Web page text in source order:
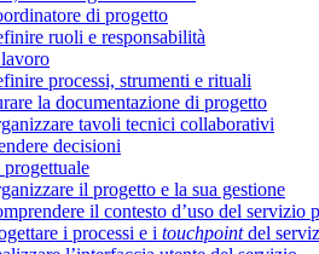
di progetto
ruoli e responsabilità
processi, strumenti e rituali
la documentazione di progetto
tavoli tecnici collaborativi
decisioni
il progetto e la sua gestione
il contesto d’uso del servizio
i processi e i touchpointdel